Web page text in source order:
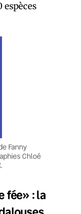
Fanny
Chloé
fée» : la